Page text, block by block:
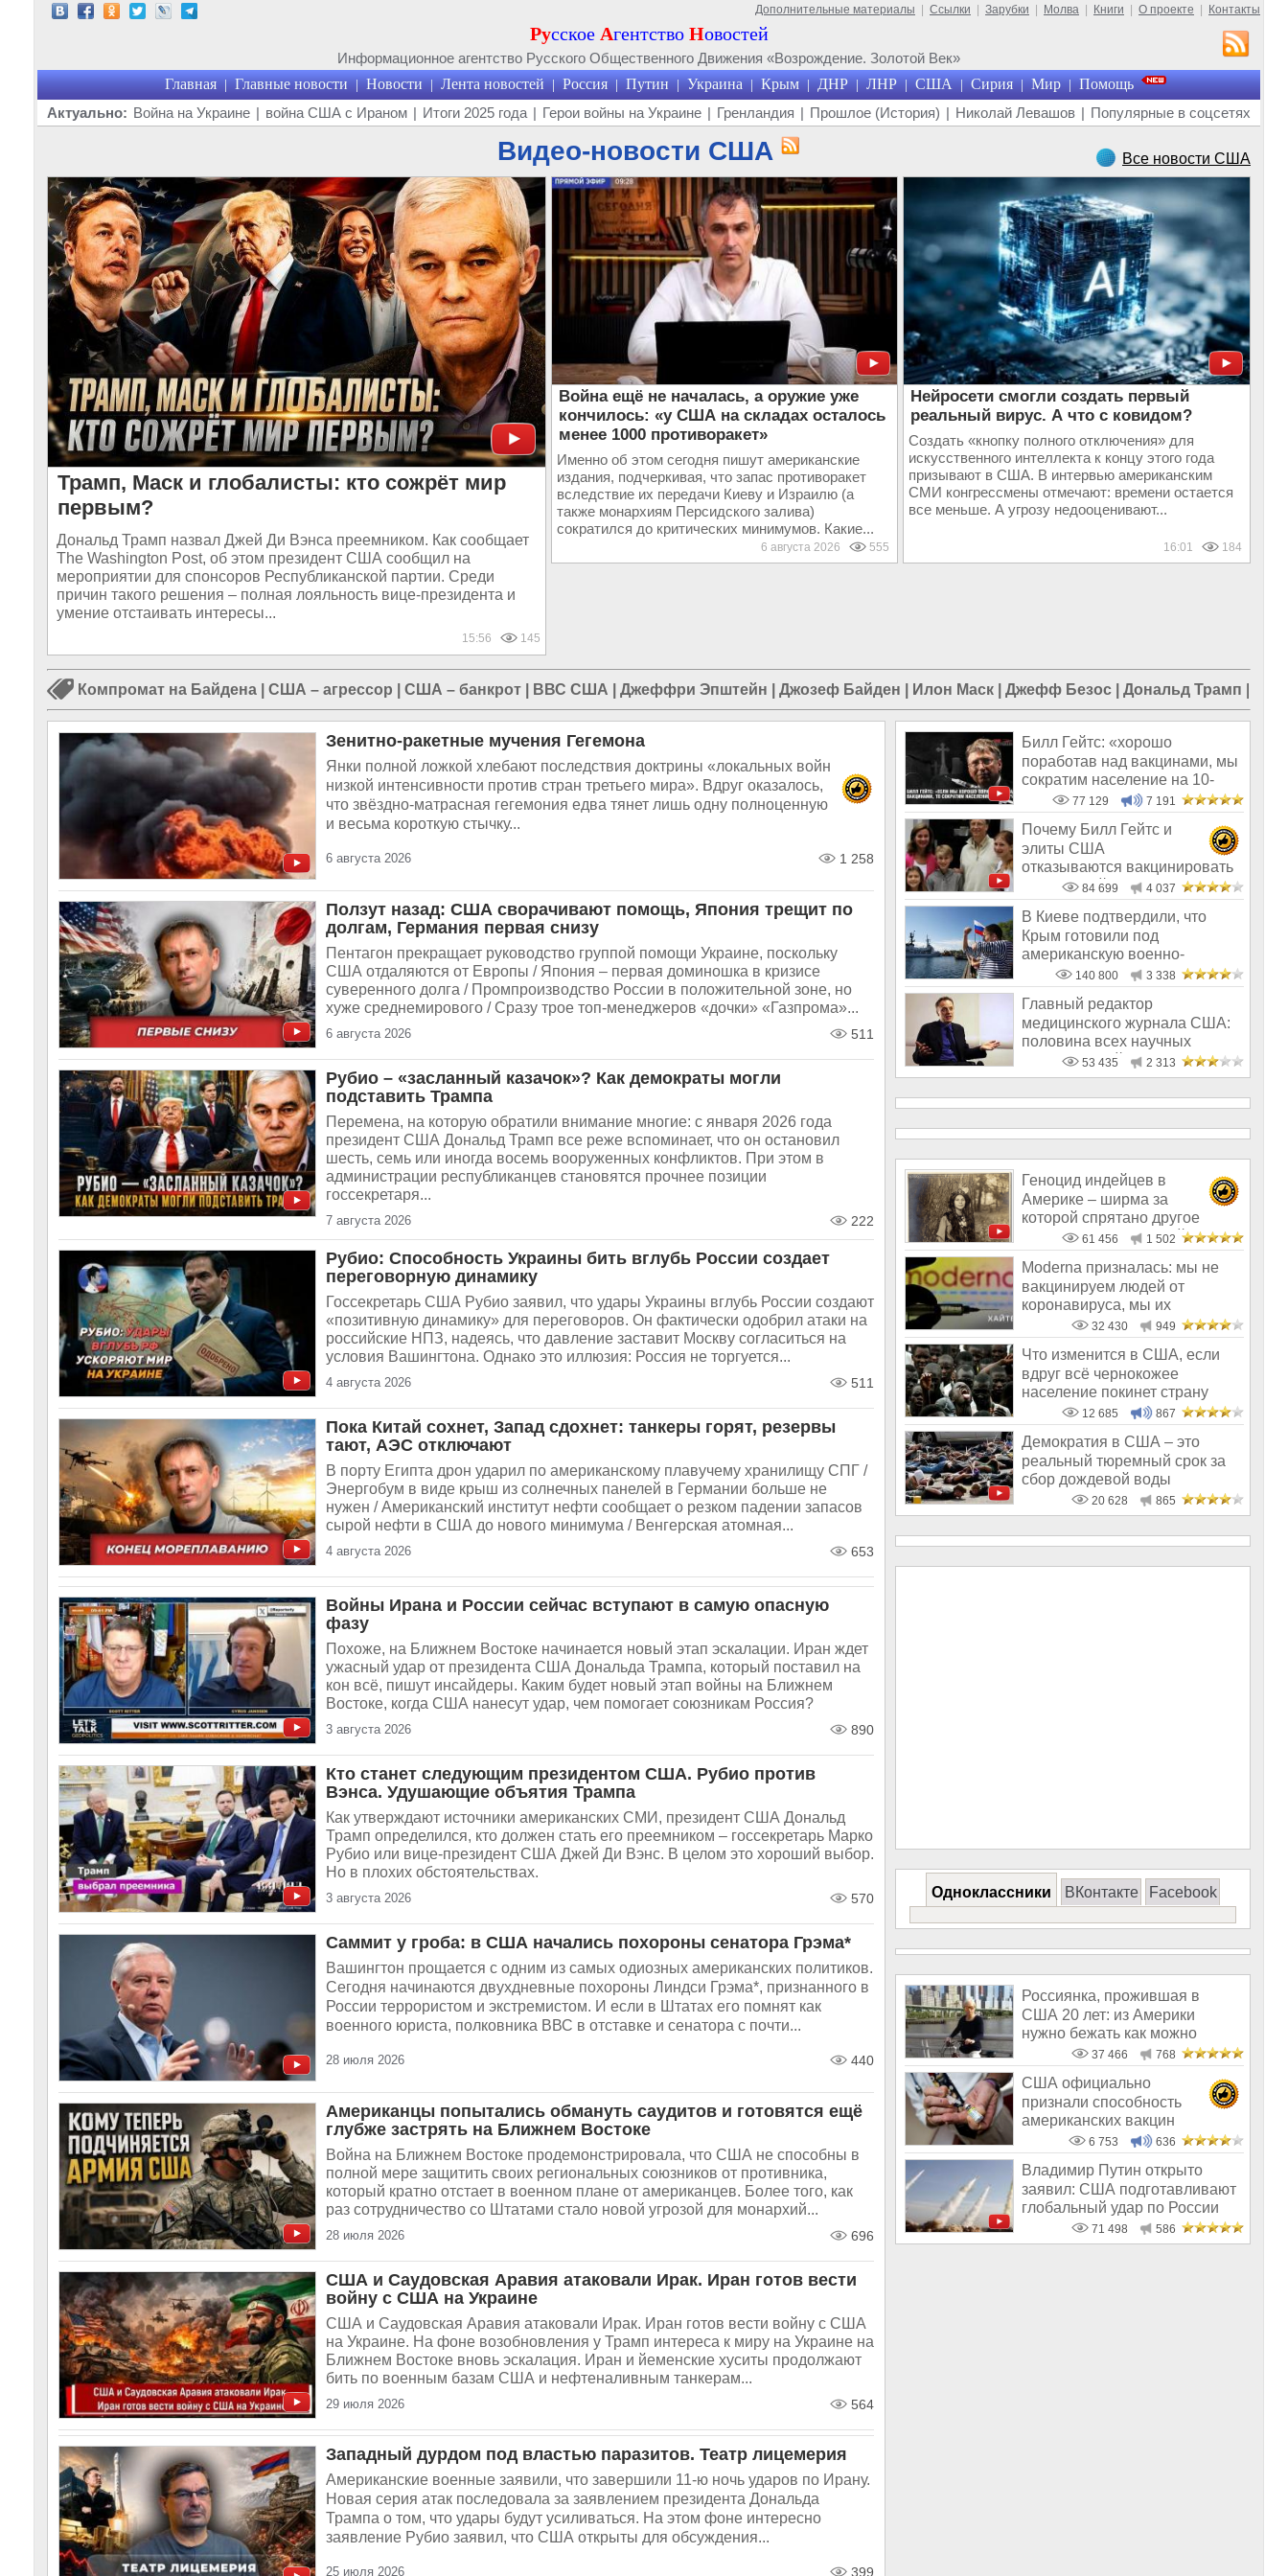
Дополнительные материалы Ссылки Зарубки Молва Книги О проекте Контакты
Русское Агентство Новостей
Информационное агентство Русского Общественного Движения «Возрождение. Золотой Век»
Главная | Главные новости | Новости | Лента новостей | Россия | Путин | Украина | Крым | ДНР | ЛНР | США | Сирия | Мир | Помощь
Актуально: Война на Украине | война США с Ираном | Итоги 2025 года | Герои войны на Украине | Гренландия | Прошлое (История) | Николай Левашов | Популярные в соцсетях
Видео-новости США Все новости США
Трамп, Маск и глобалисты: кто сожрёт мир
первым?
Дональд Трамп назвал Джей Ди Вэнса преемником. Как сообщает
The Washington Post, об этом президент США сообщил на
мероприятии для спонсоров Республиканской партии. Среди
причин такого решения – полная лояльность вице-президента и
умение отстаивать интересы...
15:56 145
Война ещё не началась, а оружие уже
кончилось: «у США на складах осталось
менее 1000 противоракет»
Именно об этом сегодня пишут американские
издания, подчеркивая, что запас противоракет
вследствие их передачи Киеву и Израилю (а
также монархиям Персидского залива)
сократился до критических минимумов. Какие...
6 августа 2026 555
Нейросети смогли создать первый
реальный вирус. А что с ковидом?
Создать «кнопку полного отключения» для
искусственного интеллекта к концу этого года
призывают в США. В интервью американским
СМИ конгрессмены отмечают: времени остается
все меньше. А угрозу недооценивают...
16:01 184
Компромат на Байдена США – агрессор США – банкрот ВВС США Джеффри Эпштейн Джозеф Байден Илон Маск Джефф Безос Дональд Трамп
Зенитно-ракетные мучения Гегемона
Янки полной ложкой хлебают последствия доктрины «локальных войн
низкой интенсивности против стран третьего мира». Вдруг оказалось,
что звёздно-матрасная гегемония едва тянет лишь одну полноценную
и весьма короткую стычку...
6 августа 2026 1 258
Ползут назад: США сворачивают помощь, Япония трещит по
долгам, Германия первая снизу
Пентагон прекращает руководство группой помощи Украине, поскольку
США отдаляются от Европы / Япония – первая доминошка в кризисе
суверенного долга / Промпроизводство России в положительной зоне, но
хуже среднемирового / Сразу трое топ-менеджеров «дочки» «Газпрома»...
6 августа 2026 511
Рубио – «засланный казачок»? Как демократы могли
подставить Трампа
Перемена, на которую обратили внимание многие: с января 2026 года
президент США Дональд Трамп все реже вспоминает, что он остановил
шесть, семь или иногда восемь вооруженных конфликтов. При этом в
администрации республиканцев становятся прочнее позиции
госсекретаря...
7 августа 2026 222
Рубио: Способность Украины бить вглубь России создает
переговорную динамику
Госсекретарь США Рубио заявил, что удары Украины вглубь России создают
«позитивную динамику» для переговоров. Он фактически одобрил атаки на
российские НПЗ, надеясь, что давление заставит Москву согласиться на
условия Вашингтона. Однако это иллюзия: Россия не торгуется...
4 августа 2026 511
Пока Китай сохнет, Запад сдохнет: танкеры горят, резервы
тают, АЭС отключают
В порту Египта дрон ударил по американскому плавучему хранилищу СПГ /
Энергобум в виде крыш из солнечных панелей в Германии больше не
нужен / Американский институт нефти сообщает о резком падении запасов
сырой нефти в США до нового минимума / Венгерская атомная...
4 августа 2026 653
Войны Ирана и России сейчас вступают в самую опасную
фазу
Похоже, на Ближнем Востоке начинается новый этап эскалации. Иран ждет
ужасный удар от президента США Дональда Трампа, который поставил на
кон всё, пишут инсайдеры. Каким будет новый этап войны на Ближнем
Востоке, когда США нанесут удар, чем помогает союзникам Россия?
3 августа 2026 890
Кто станет следующим президентом США. Рубио против
Вэнса. Удушающие объятия Трампа
Как утверждают источники американских СМИ, президент США Дональд
Трамп определился, кто должен стать его преемником – госсекретарь Марко
Рубио или вице-президент США Джей Ди Вэнс. В целом это хороший выбор.
Но в плохих обстоятельствах.
3 августа 2026 570
Саммит у гроба: в США начались похороны сенатора Грэма*
Вашингтон прощается с одним из самых одиозных американских политиков.
Сегодня начинаются двухдневные похороны Линдси Грэма*, признанного в
России террористом и экстремистом. И если в Штатах его помнят как
военного юриста, полковника ВВС в отставке и сенатора с почти...
28 июля 2026 440
Американцы попытались обмануть саудитов и готовятся ещё
глубже застрять на Ближнем Востоке
Война на Ближнем Востоке продемонстрировала, что США не способны в
полной мере защитить своих региональных союзников от противника,
который кратно отстает в военном плане от американцев. Более того, как
раз сотрудничество со Штатами стало новой угрозой для монархий...
28 июля 2026 696
США и Саудовская Аравия атаковали Ирак. Иран готов вести
войну с США на Украине
США и Саудовская Аравия атаковали Ирак. Иран готов вести войну с США
на Украине. На фоне возобновления у Трамп интереса к миру на Украине на
Ближнем Востоке вновь эскалация. Иран и йеменские хуситы продолжают
бить по военным базам США и нефтеналивным танкерам...
29 июля 2026 564
Западный дурдом под властью паразитов. Театр лицемерия
Американские военные заявили, что завершили 11-ю ночь ударов по Ирану.
Новая серия атак последовала за заявлением президента Дональда
Трампа о том, что удары будут усиливаться. На этом фоне интересно
заявление Рубио заявил, что США открыты для обсуждения...
25 июля 2026 399
Билл Гейтс: «хорошо
поработав над вакцинами, мы
сократим население на 10-
15%»
77 129 7 191
Почему Билл Гейтс и
элиты США
отказываются вакцинировать
своих детей
84 699 4 037
В Киеве подтвердили, что
Крым готовили под
американскую военно-
морскую базу еще при
140 800 3 338
Главный редактор
медицинского журнала США:
половина всех научных
исследований – фал
53 435 2 313
Геноцид индейцев в
Америке – ширма за
которой спрятано другое
преступление европейц
61 456 1 502
Moderna призналась: мы не
вакцинируем людей от
коронавируса, мы их
«чипируем»32 430 949
Что изменится в США, если
вдруг всё чернокожее
население покинет страну
12 685 867
Демократия в США – это
реальный тюремный срок за
сбор дождевой воды
20 628 865
Одноклассники ВКонтакте Facebook
Россиянка, прожившая в
США 20 лет: из Америки
нужно бежать как можно
37 466 768
США официально
признали способность
американских вакцин
вызывать рак
6 753 636
Владимир Путин открыто
заявил: США подготавливают
глобальный удар по России
71 498 586